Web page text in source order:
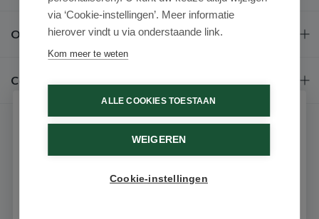
Over ons
Contact
9.6 / 10 (531 beoordelingen)
via ‘Cookie-instellingen’. Meer informatie
hierover vindt u via onderstaande link.
Kom meer te weten
ALLE COOKIES TOESTAAN
WEIGEREN
Cookie-instellingen
Schrijf je in voor onze nieuwsbrief
Ontvang als eerste de beste aanbiedingen en persoonlijk
advies